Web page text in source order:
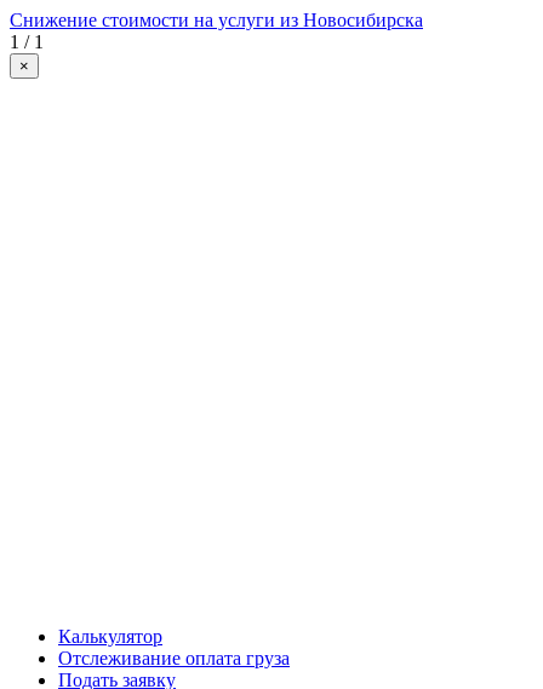
Снижение стоимости на услуги из Новосибирска
1 / 1
×
Калькулятор
Отслеживание оплата груза
Подать заявку